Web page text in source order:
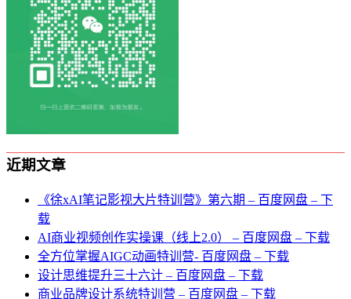
近期文章
《徐xAI笔记影视大片特训营》第六期 – 百度网盘 – 下
载
AI商业视频创作实操课（线上2.0） – 百度网盘 – 下载
全方位掌握AIGC动画特训营- 百度网盘 – 下载
设计思维提升三十六计 – 百度网盘 – 下载
商业品牌设计系统特训营 – 百度网盘 – 下载